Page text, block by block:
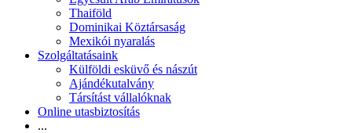
Thaiföld
Dominikai Köztársaság
Mexikói nyaralás
Szolgáltatásaink
Külföldi esküvő és nászút
Ajándékutalvány
Társítást vállalóknak
Online utasbiztosítás
...